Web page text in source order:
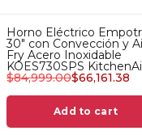
Horno Eléctrico
30" con Convección y
Fry Acero Inoxidable
KOES730SPS
$84,999.00$66,161.38
Add to cart